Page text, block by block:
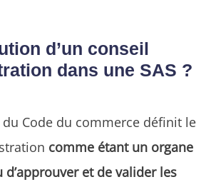
d’un conseil
dans une SAS ?
du Code du commerce définit le
comme étant un organe
et de valider les